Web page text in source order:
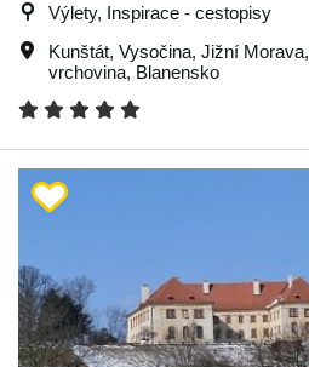
Výlety, Inspirace - cestopisy
Kunštát, Vysočina, Jižní Morava,
vrchovina, Blanensko